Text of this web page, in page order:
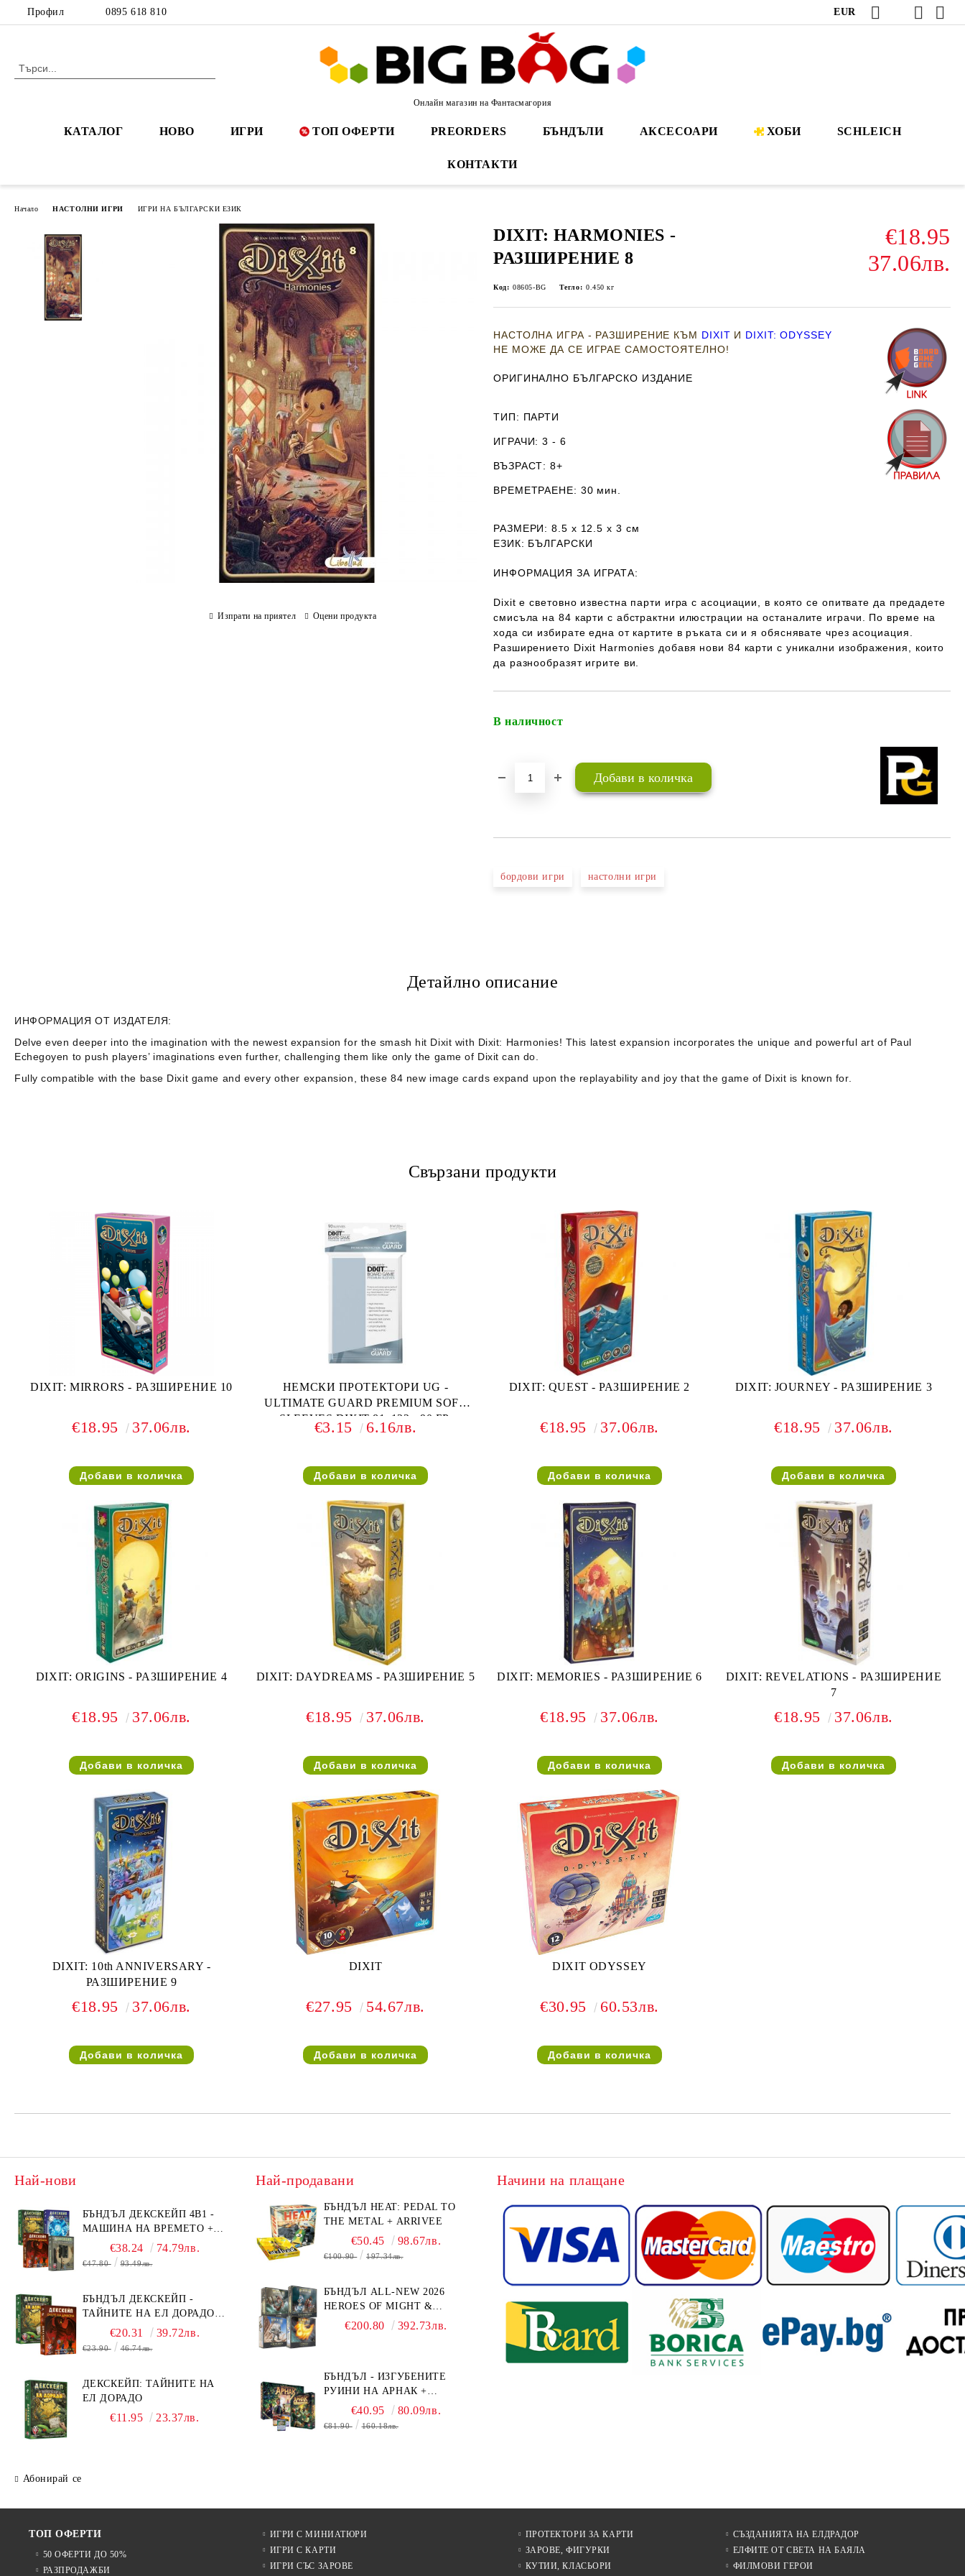
Профил 0895 618 810 EUR
Онлайн магазин на Фантасмагория
КАТАЛОГ НОВО ИГРИ ТОП ОФЕРТИ PREORDERS БЪНДЪЛИ АКСЕСОАРИ ХОБИ SCHLEICH
КОНТАКТИ
Начало НАСТОЛНИ ИГРИ ИГРИ НА БЪЛГАРСКИ ЕЗИК
DIXIT: HARMONIES -
РАЗШИРЕНИЕ 8
€18.95
37.06лв.
Код: 08605-BG Тегло: 0.450 кг
НАСТОЛНА ИГРА - РАЗШИРЕНИЕ КЪМ DIXIT И DIXIT: ODYSSEY
НЕ МОЖЕ ДА СЕ ИГРАЕ САМОСТОЯТЕЛНО!
ОРИГИНАЛНО БЪЛГАРСКО ИЗДАНИЕ
ТИП: ПАРТИ
ИГРАЧИ: 3 - 6
ВЪЗРАСТ: 8+
ВРЕМЕТРАЕНЕ: 30 мин.
РАЗМЕРИ: 8.5 х 12.5 х 3 см
ЕЗИК: БЪЛГАРСКИ
ИНФОРМАЦИЯ ЗА ИГРАТА:
Dixit e световно известна парти игра с асоциации, в която се опитвате да предадете
смисъла на 84 карти с абстрактни илюстрации на останалите играчи. По време на
хода си избирате една от картите в ръката си и я обяснявате чрез асоциация.
Разширението Dixit Harmonies добавя нови 84 карти с уникални изображения, които
да разнообразят игрите ви.
В наличност
бордови игри настолни игри
Изпрати на приятел Оцени продукта
Детайлно описание
ИНФОРМАЦИЯ ОТ ИЗДАТЕЛЯ:
Delve even deeper into the imagination with the newest expansion for the smash hit Dixit with Dixit: Harmonies! This latest expansion incorporates the unique and powerful art of Paul
Echegoyen to push players’ imaginations even further, challenging them like only the game of Dixit can do.
Fully compatible with the base Dixit game and every other expansion, these 84 new image cards expand upon the replayability and joy that the game of Dixit is known for.
Свързани продукти
DIXIT: MIRRORS - РАЗШИРЕНИЕ 10
€18.95 37.06лв.
НЕМСКИ ПРОТЕКТОРИ UG -
ULTIMATE GUARD PREMIUM SOFT
SLEEVES DIXIT 81x122 - 90 БР.
ПРОЗРАЧНИ
€3.15 6.16лв.
DIXIT: QUEST - РАЗШИРЕНИЕ 2
€18.95 37.06лв.
DIXIT: JOURNEY - РАЗШИРЕНИЕ 3
€18.95 37.06лв.
DIXIT: ORIGINS - РАЗШИРЕНИЕ 4
€18.95 37.06лв.
DIXIT: DAYDREAMS - РАЗШИРЕНИЕ 5
€18.95 37.06лв.
DIXIT: MEMORIES - РАЗШИРЕНИЕ 6
€18.95 37.06лв.
DIXIT: REVELATIONS - РАЗШИРЕНИЕ
7
€18.95 37.06лв.
DIXIT: 10th ANNIVERSARY -
РАЗШИРЕНИЕ 9
€18.95 37.06лв.
DIXIT
€27.95 54.67лв.
DIXIT ODYSSEY
€30.95 60.53лв.
Най-нови
БЪНДЪЛ ДЕКСКЕЙП 4В1 -
МАШИНА НА ВРЕМЕТО +
БЯГСТВО ОТ АЛКАТРАЗ +
ТАЙНИТЕ НА ЕЛ ДОРАДО +
€38.24 74.79лв.
€47.80 93.49лв.
БЪНДЪЛ ДЕКСКЕЙП -
ТАЙНИТЕ НА ЕЛ ДОРАДО +
ОЧИТЕ НА ДРАКОНА
€20.31 39.72лв.
€23.90 46.74лв.
ДЕКСКЕЙП: ТАЙНИТЕ НА
ЕЛ ДОРАДО
€11.95 23.37лв.
Абонирай се
Най-продавани
БЪНДЪЛ HEAT: PEDAL TO
THE METAL + ARRIVEE
€50.45 98.67лв.
€100.90 197.34лв.
БЪНДЪЛ ALL-NEW 2026
HEROES OF MIGHT &
MAGIC III: THE BOARD
€200.80 392.73лв.
БЪНДЪЛ - ИЗГУБЕНИТЕ
РУИНИ НА АРНАК +
ВОДАЧИ НА ЕКСПЕДИЦИИ
+ ПРОМО КАРТИ
€40.95 80.09лв.
€81.90 160.18лв.
Начини на плащане
ТОП ОФЕРТИ
50 ОФЕРТИ ДО 50%
РАЗПРОДАЖБИ
ИГРИ С МИНИАТЮРИ
ИГРИ С КАРТИ
ИГРИ СЪС ЗАРОВЕ
ПРОТЕКТОРИ ЗА КАРТИ
ЗАРОВЕ, ФИГУРКИ
КУТИИ, КЛАСЬОРИ
СЪЗДАНИЯТА НА ЕЛДРАДОР
ЕЛФИТЕ ОТ СВЕТА НА БАЯЛА
ФИЛМОВИ ГЕРОИ